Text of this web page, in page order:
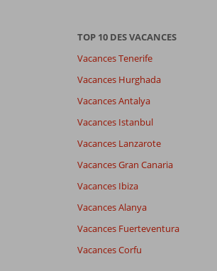
datum (nieuw > oud)
TOP 10 DES VACANCES
Vacances Tenerife
Vacances Hurghada
Vacances Antalya
Vacances Istanbul
Vacances Lanzarote
Vacances Gran Canaria
Vacances Ibiza
Vacances Alanya
Vacances Fuerteventura
Vacances Corfu